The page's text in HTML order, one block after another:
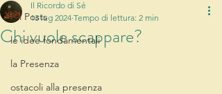
All Posts
le idee fondamentali
la Presenza
ostacoli alla presenza
Chi vuole scappare?
Il Ricordo di Sé
13 lug 2024 Tempo di lettura: 2 min